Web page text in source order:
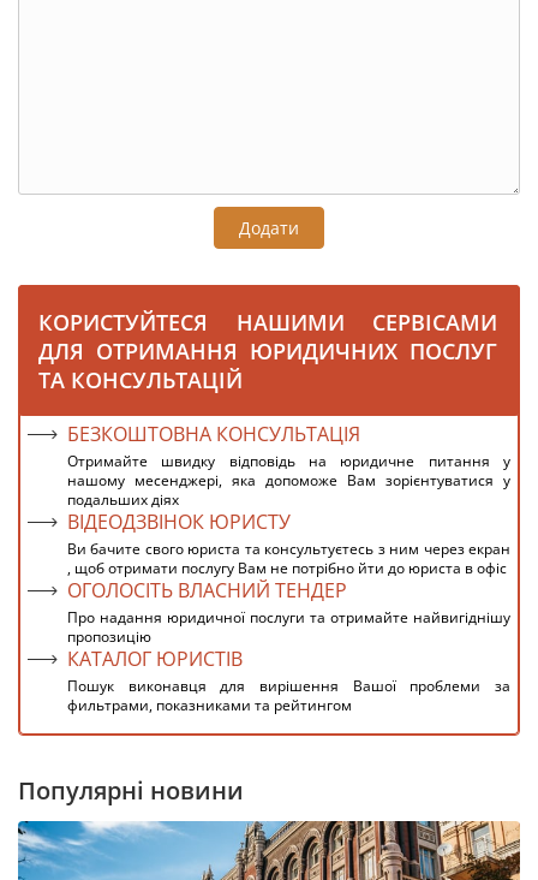
Додати
КОРИСТУЙТЕСЯ НАШИМИ СЕРВІСАМИ
ДЛЯ ОТРИМАННЯ ЮРИДИЧНИХ ПОСЛУГ
ТА КОНСУЛЬТАЦІЙ
БЕЗКОШТОВНА КОНСУЛЬТАЦІЯ
Отримайте швидку відповідь на юридичне питання у
нашому месенджері, яка допоможе Вам зорієнтуватися у
подальших діях
ВІДЕОДЗВІНОК ЮРИСТУ
Ви бачите свого юриста та консультуєтесь з ним через екран
, щоб отримати послугу Вам не потрібно йти до юриста в офіс
ОГОЛОСІТЬ ВЛАСНИЙ ТЕНДЕР
Про надання юридичної послуги та отримайте найвигіднішу
пропозицію
КАТАЛОГ ЮРИСТІВ
Пошук виконавця для вирішення Вашої проблеми за
фильтрами, показниками та рейтингом
Популярні новини